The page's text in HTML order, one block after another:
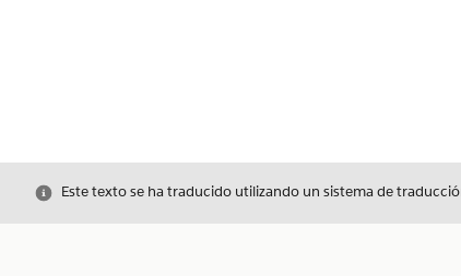
Cerrar
Este texto se ha traducido utilizando un sistema de